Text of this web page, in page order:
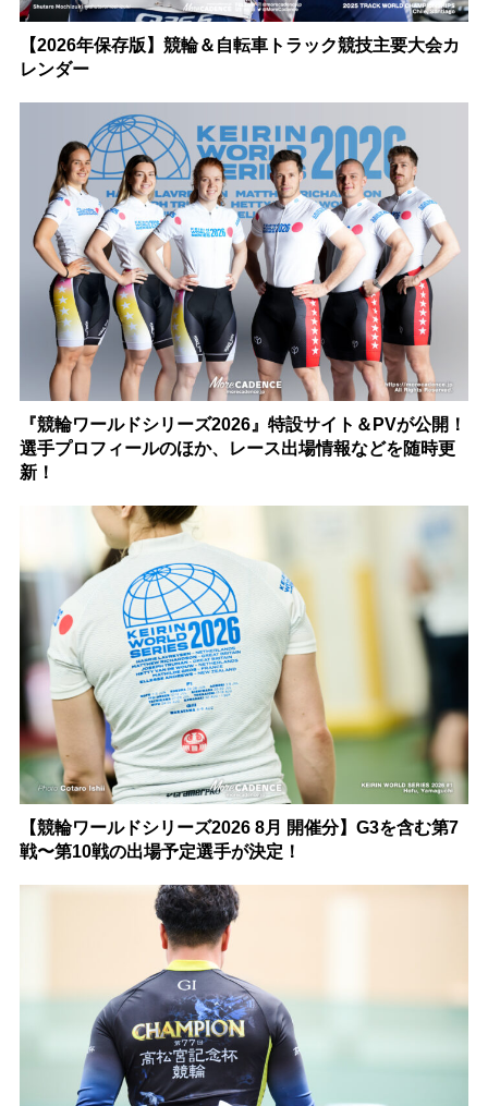
【2026年保存版】競輪＆自転車トラック競技主要大会カ
レンダー
『競輪ワールドシリーズ2026』特設サイト＆PVが公開！
選手プロフィールのほか、レース出場情報などを随時更
新！
【競輪ワールドシリーズ2026 8月 開催分】G3を含む第7
戦〜第10戦の出場予定選手が決定！